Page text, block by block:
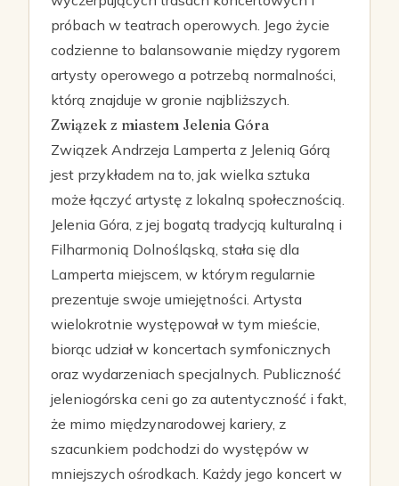
próbach w teatrach operowych. Jego życie
codzienne to balansowanie między rygorem
artysty operowego a potrzebą normalności,
którą znajduje w gronie najbliższych.
Związek z miastem Jelenia Góra
Związek Andrzeja Lamperta z Jelenią Górą
jest przykładem na to, jak wielka sztuka
może łączyć artystę z lokalną społecznością.
Jelenia Góra, z jej bogatą tradycją kulturalną i
Filharmonią Dolnośląską, stała się dla
Lamperta miejscem, w którym regularnie
prezentuje swoje umiejętności. Artysta
wielokrotnie występował w tym mieście,
biorąc udział w koncertach symfonicznych
oraz wydarzeniach specjalnych. Publiczność
jeleniogórska ceni go za autentyczność i fakt,
że mimo międzynarodowej kariery, z
szacunkiem podchodzi do występów w
mniejszych ośrodkach. Każdy jego koncert w